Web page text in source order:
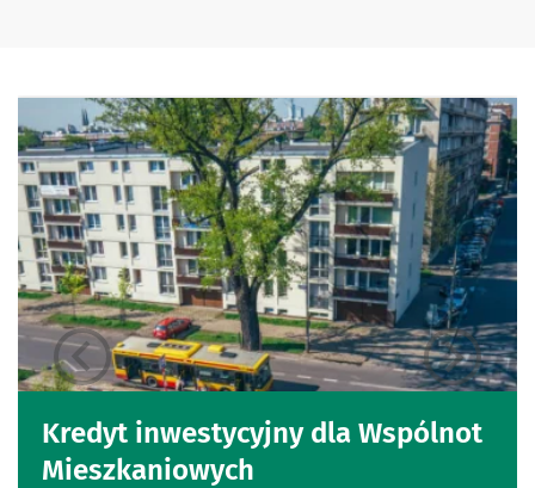
Kredyt inwestycyjny dla Wspólnot
Mieszkaniowych